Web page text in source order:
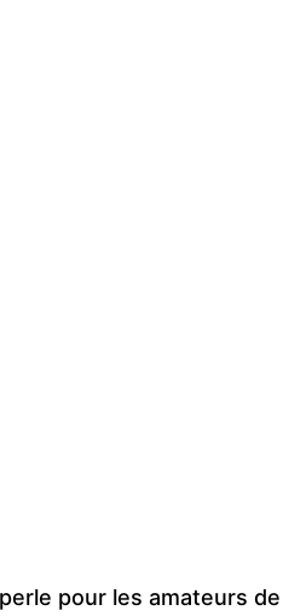
pour les amateurs de